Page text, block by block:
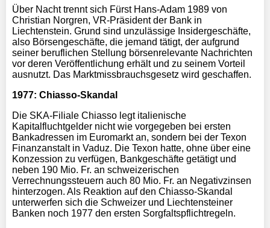
Über Nacht trennt sich Fürst Hans-Adam 1989 von
Christian Norgren, VR-Präsident der Bank in
Liechtenstein. Grund sind unzulässige Insidergeschäfte,
also Börsengeschäfte, die jemand tätigt, der aufgrund
seiner beruflichen Stellung börsenrelevante Nachrichten
vor deren Veröffentlichung erhält und zu seinem Vorteil
ausnutzt. Das Marktmissbrauchsgesetz wird geschaffen.
1977: Chiasso-Skandal
Die SKA-Filiale Chiasso legt italienische
Kapitalfluchtgelder nicht wie vorgegeben bei ersten
Bankadressen im Euromarkt an, sondern bei der Texon
Finanzanstalt in Vaduz. Die Texon hatte, ohne über eine
Konzession zu verfügen, Bankgeschäfte getätigt und
neben 190 Mio. Fr. an schweizerischen
Verrechnungssteuern auch 80 Mio. Fr. an Negativzinsen
hinterzogen. Als Reaktion auf den Chiasso-Skandal
unterwerfen sich die Schweizer und Liechtensteiner
Banken noch 1977 den ersten Sorgfaltspflichtregeln.